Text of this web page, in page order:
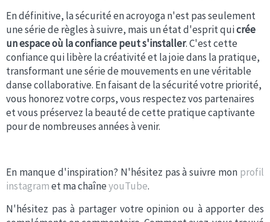
En définitive, la sécurité en acroyoga n'est pas seulement
une série de règles à suivre, mais un état d'esprit quicrée
un espace où la confiance peut s'installer. C'est cette
confiance qui libère la créativité et la joie dans la pratique,
transformant une série de mouvements en une véritable
danse collaborative. En faisant de la sécurité votre priorité,
vous honorez votre corps, vous respectez vos partenaires
et vous préservez la beauté de cette pratique captivante
pour de nombreuses années à venir.
En manque d'inspiration? N'hésitez pas à suivre mon profil
instagramet ma chaîneyouTube.
N'hésitez pas à partager votre opinion ou à apporter des